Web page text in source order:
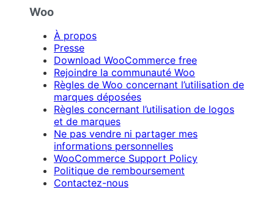
Woo
À propos
Presse
Download WooCommerce free
Rejoindre la communauté Woo
Règles de Woo concernant l’utilisation de
marques déposées
Règles concernant l’utilisation de logos
et de marques
Ne pas vendre ni partager mes
informations personnelles
WooCommerce Support Policy
Politique de remboursement
Contactez-nous